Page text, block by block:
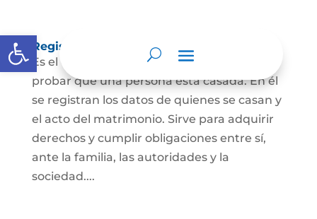
Abrir barra de herramientas
Registro Civil de Matrimonio
Es el documento público necesario para
probar que una persona está casada. En él
se registran los datos de quienes se casan y
el acto del matrimonio. Sirve para adquirir
derechos y cumplir obligaciones entre sí,
ante la familia, las autoridades y la
sociedad....